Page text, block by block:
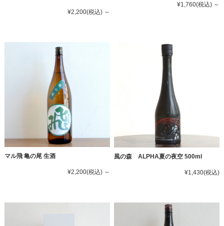
¥2,200(税込)～
¥1,760(税込) ～
マル飛 亀の尾 生酒
¥2,200(税込)～
風の森 ALPHA夏の夜空 500ml
¥1,430(税込)